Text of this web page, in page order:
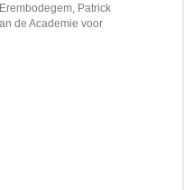
Patrick
de Academie voor